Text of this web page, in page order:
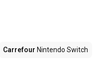
Carrefour Nintendo Switch